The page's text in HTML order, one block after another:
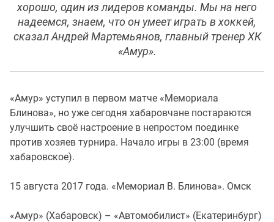
хорошо, один из лидеров команды. Мы на него
надеемся, знаем, что он умеет играть в хоккей,
сказал Андрей Мартемьянов, главный тренер ХК
«Амур».
«Амур» уступил в первом матче «Мемориала
Блинова», но уже сегодня хабаровчане постараются
улучшить своё настроение в непростом поединке
против хозяев турнира. Начало игры в 23:00 (время
хабаровское).
15 августа 2017 года. «Мемориал В. Блинова». Омск
«Амур» (Хабаровск) – «Автомобилист» (Екатеринбург)